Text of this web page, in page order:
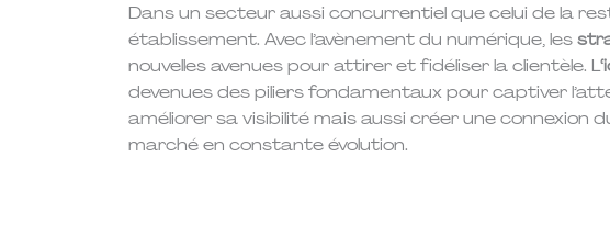
Dans un secteur aussi concurrentiel que celui de la
établissement. Avec l’avènement du numérique, les
nouvelles avenues pour attirer et fidéliser la clientèle. L
devenues des piliers fondamentaux pour captiver
améliorer sa visibilité mais aussi créer une connexion
marché en constante évolution.